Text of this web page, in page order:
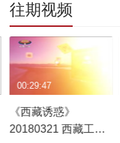
往期视频
《西藏诱惑》
20180321 西藏工匠-
00:29:47